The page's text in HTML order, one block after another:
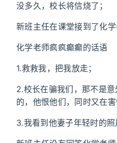
没多久，校长将信烧了；
新班主任在课堂接到了化
化学老师疯疯癫癫的话语
1.救救我，把我放走；
2.校长在骗我们，那不是
的，他恨他们，同时又在害
3.我看到他妻子年轻时的照